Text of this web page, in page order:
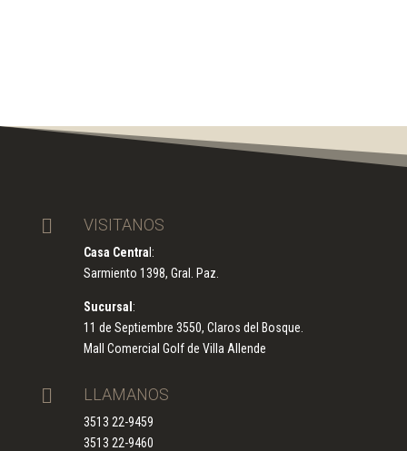
 VISITANOS
Casa Centra l:
Sarmiento 1398, Gral. Paz.
Sucursal :
11 de Septiembre 3550, Claros del Bosque.
Mall Comercial Golf de Villa Allende
 LLAMANOS
3513 22-9459
3513 22-9460